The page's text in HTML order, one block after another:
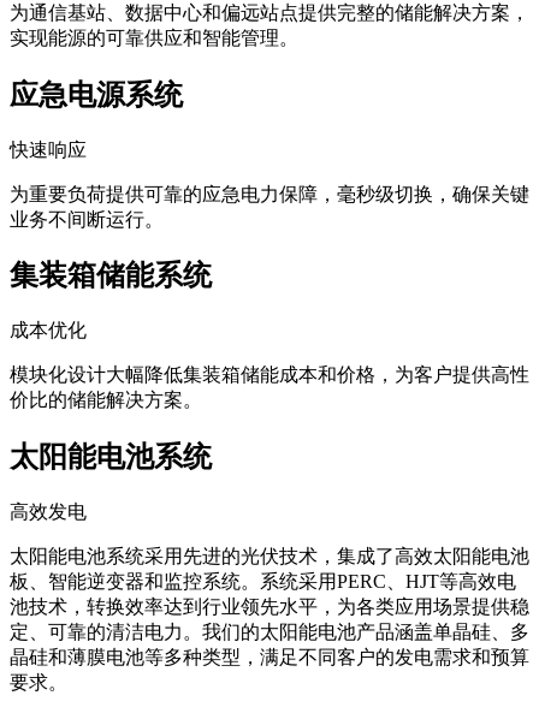
为通信基站、数据中心和偏远站点提供完整的储能解决方案，
实现能源的可靠供应和智能管理。
应急电源系统
快速响应
为重要负荷提供可靠的应急电力保障，毫秒级切换，确保关键
业务不间断运行。
集装箱储能系统
成本优化
模块化设计大幅降低集装箱储能成本和价格，为客户提供高性
价比的储能解决方案。
太阳能电池系统
高效发电
太阳能电池系统采用先进的光伏技术，集成了高效太阳能电池
板、智能逆变器和监控系统。系统采用PERC、HJT等高效电
池技术，转换效率达到行业领先水平，为各类应用场景提供稳
定、可靠的清洁电力。我们的太阳能电池产品涵盖单晶硅、多
晶硅和薄膜电池等多种类型，满足不同客户的发电需求和预算
要求。